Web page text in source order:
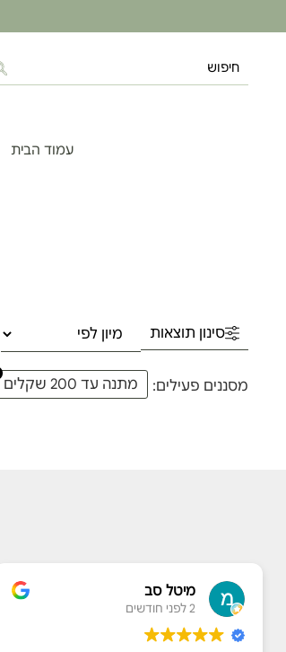
עמוד הבית
סינון תוצאות
מסננים פעילים: מתנה עד 200 שקלים
מיטל סב
2 לפני חודשים